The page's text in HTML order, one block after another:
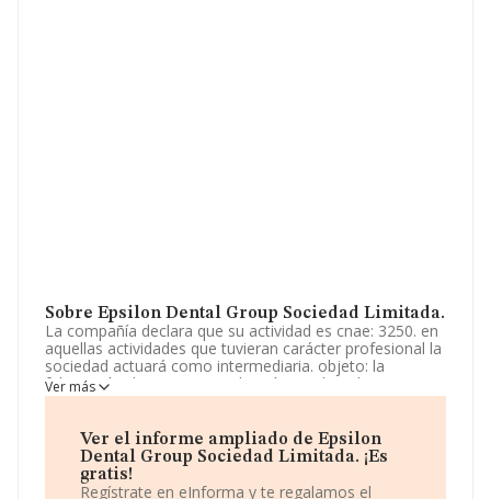
Sobre Epsilon Dental Group Sociedad Limitada.
La compañía declara que su actividad es cnae: 3250. en
aquellas actividades que tuvieran carácter profesional la
sociedad actuará como intermediaria. objeto: la
fabricación de estructuras de prótesis dental. La
sociedad está registrada como Sociedad Limitada. Su
suministros médicos y odontológicos' con código 3250.
La compañía no tiene actividad en mercados exteriores.
Para ponerse en contacto con sus oficinas, la empresa
Ver más
Ver el informe ampliado de Epsilon
Dental Group Sociedad Limitada. ¡Es
gratis!
Regístrate en eInforma y te regalamos el